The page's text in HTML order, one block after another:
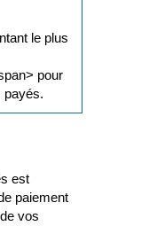
le plus
pour
payés.
est
paiement
vos